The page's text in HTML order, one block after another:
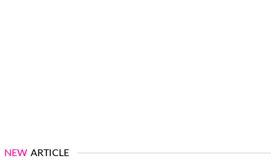
NEW ARTICLE